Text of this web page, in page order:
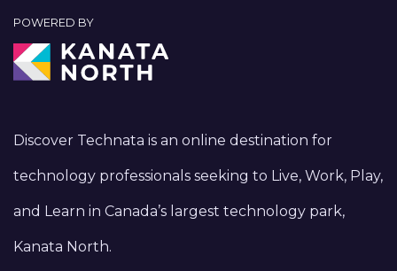
POWERED BY
Discover Technata is an online destination for
technology professionals seeking to Live, Work, Play,
and Learn in Canada’s largest technology park,
Kanata North.